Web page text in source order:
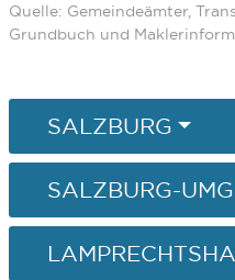
Quelle: Gemeindeämter,
Grundbuch und
SALZBURG
SALZBURG-